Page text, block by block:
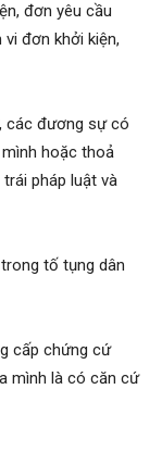
đơn yêu cầu
đơn khởi kiện,
các đương sự có
hoặc thoả
pháp luật và
tố tụng dân
cấp chứng cứ
mình là có căn cứ